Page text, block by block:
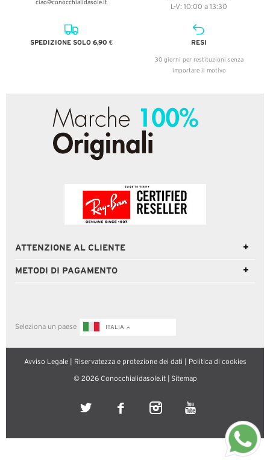
ciao@conocchialidasole.it
L-V: 10:00 a 13:30
SPEDIZIONE SOLO 6,90 € RESI
30 giorni per restituzioni senza
importare il motivo
ATTENZIONE AL CLIENTE
METODI DI PAGAMENTO
Seleziona un paese ITALIA
Avviso Legale| Riservatezza e protezione dei dati Politica di cookies
© 2026 Conocchialidasole.it | Sitemap